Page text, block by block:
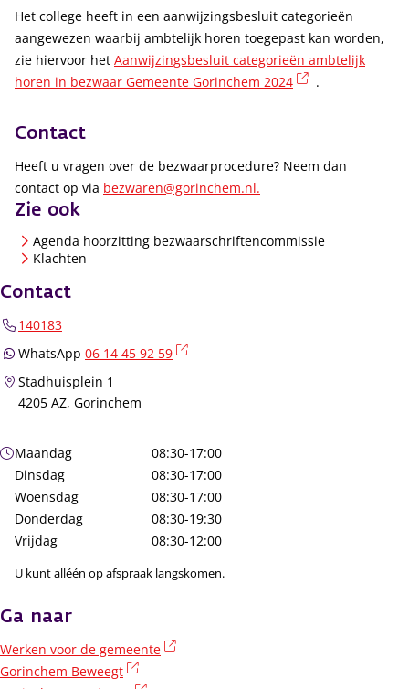
Het college heeft in een aanwijzingsbesluit categorieën
aangewezen waarbij ambtelijk horen toegepast kan worden,
zie hiervoor het Aanwijzingsbesluit categorieën ambtelijk
horen in bezwaar Gemeente Gorinchem 2024
(externe link)
.
Contact
Heeft u vragen over de bezwaarprocedure? Neem dan
contact op via bezwaren@gorinchem.nl.
Zie ook
Agenda hoorzitting bezwaarschriftencommissie
Klachten
Contact
140183
WhatsApp 06 14 45 92 59
Stadhuisplein 1
4205 AZ, Gorinchem
Openingstijden
Maandag
08:30-17:00
Dinsdag
08:30-17:00
Woensdag
08:30-17:00
Donderdag
08:30-19:30
Vrijdag
08:30-12:00
U kunt alléén op afspraak langskomen.
Ga naar
Werken voor de gemeente
Gorinchem Beweegt